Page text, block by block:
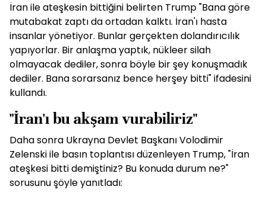
İran ile ateşkesin bittiğini belirten Trump "Bana göre
mutabakat zaptı da ortadan kalktı. İran'ı hasta
insanlar yönetiyor. Bunlar gerçekten dolandırıcılık
yapıyorlar. Bir anlaşma yaptık, nükleer silah
olmayacak dediler, sonra böyle bir şey konuşmadık
dediler. Bana sorarsanız bence herşey bitti" ifadesini
kullandı.
"İran'ı bu akşam vurabiliriz"
Daha sonra Ukrayna Devlet Başkanı Volodimir
Zelenski ile basın toplantısı düzenleyen Trump, "İran
ateşkesi bitti demiştiniz? Bu konuda durum ne?"
sorusunu şöyle yanıtladı: